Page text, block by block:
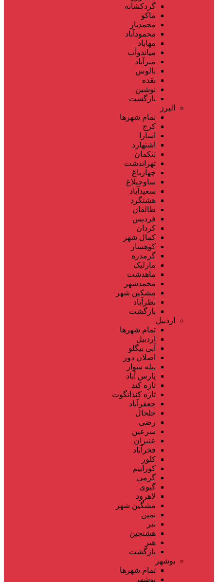
گردکشانه
ماکو
محمدیار
محمودآباد
مهاباد
میاندوآب
میرآباد
نالوس
نقده
نوشین
بازگشت
البرز
تمام شهر‌ها
کرج
اسارا
اشتهارد
تنکمان
تهراندشت
چهارباغ
ساوجبلاغ
سعیدآباد
هشتگرد
طالقان
فردیس
کردان
کمال شهر
کوهسار
گرمدره
مارلیک
ماهدشت
محمدشهر
مشکین شهر
نظرآباد
بازگشت
اردبیل
تمام شهر‌ها
اردبیل
آبی بیگلو
اصلان دوز
بیله سوار
پارس آباد
تازه کند
تازه کندانگوت
جعفرآباد
خلخال
رضی
سرعین
عنبران
فخرآباد
کلور
کوراییم
گرمی
گیوی
لاهرود
مشگین شهر
نمین
نیر
هشتجین
هیر
بازگشت
بوشهر
تمام شهر‌ها
بوشهر